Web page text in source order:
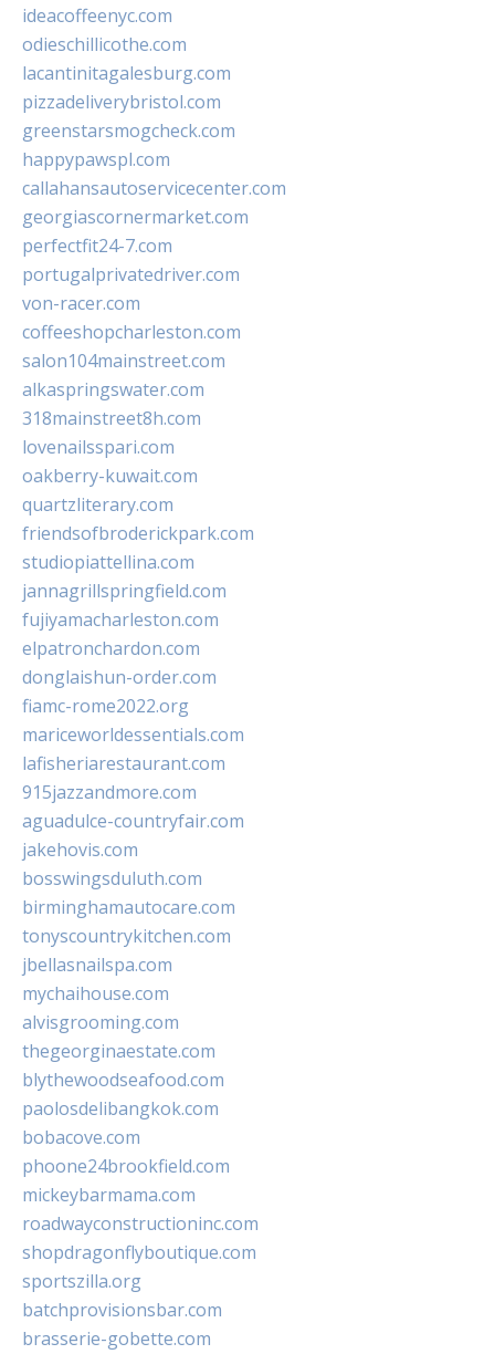
ideacoffeenyc.com
odieschillicothe.com
lacantinitagalesburg.com
pizzadeliverybristol.com
greenstarsmogcheck.com
happypawspl.com
callahansautoservicecenter.com
georgiascornermarket.com
perfectfit24-7.com
portugalprivatedriver.com
von-racer.com
coffeeshopcharleston.com
salon104mainstreet.com
alkaspringswater.com
318mainstreet8h.com
lovenailsspari.com
oakberry-kuwait.com
quartzliterary.com
friendsofbroderickpark.com
studiopiattellina.com
jannagrillspringfield.com
fujiyamacharleston.com
elpatronchardon.com
donglaishun-order.com
fiamc-rome2022.org
mariceworldessentials.com
lafisheriarestaurant.com
915jazzandmore.com
aguadulce-countryfair.com
jakehovis.com
bosswingsduluth.com
birminghamautocare.com
tonyscountrykitchen.com
jbellasnailspa.com
mychaihouse.com
alvisgrooming.com
thegeorginaestate.com
blythewoodseafood.com
paolosdelibangkok.com
bobacove.com
phoone24brookfield.com
mickeybarmama.com
roadwayconstructioninc.com
shopdragonflyboutique.com
sportszilla.org
batchprovisionsbar.com
brasserie-gobette.com